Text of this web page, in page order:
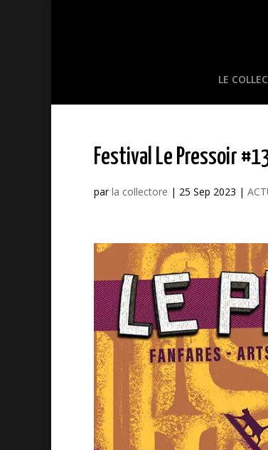
LE
Festival Le Pressoir
parla collectore | 25 Sep 2023 |